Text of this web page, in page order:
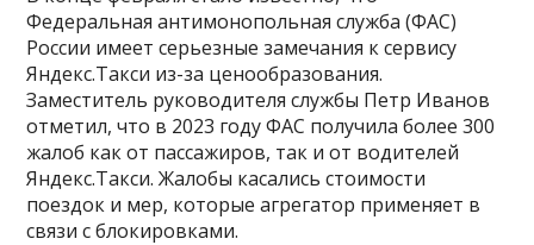
Федеральная антимонопольная служба (ФАС)
России имеет серьезные замечания к сервису
Яндекс.Такси из-за ценообразования.
Заместитель руководителя службы Петр Иванов
отметил, что в 2023 году ФАС получила более 300
жалоб как от пассажиров, так и от водителей
Яндекс.Такси. Жалобы касались стоимости
поездок и мер, которые агрегатор применяет в
связи с блокировками.